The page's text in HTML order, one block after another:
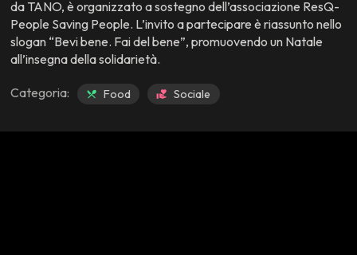
da TANO, è organizzato a sostegno dell’associazione ResQ-
People Saving People. L’invito a partecipare è riassunto nello
slogan “Bevi bene. Fai del bene”, promuovendo un Natale
all’insegna della solidarietà.
Categoria: Food Sociale